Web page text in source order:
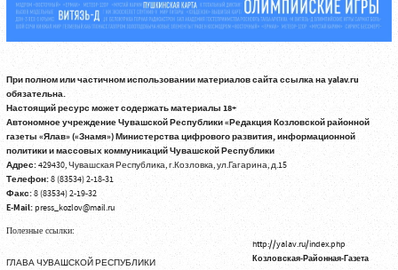
При полном или частичном использовании материалов сайта ссылка на yalav.ru
обязательна.
Настоящий ресурс может содержать материалы 18+
Автономное учреждение Чувашской Республики «Редакция Козловской районной
газеты «Ялав» («Знамя») Министерства цифрового развития, информационной
политики и массовых коммуникаций Чувашской Республики
Адрес:429430, Чувашская Республика, г.Козловка, ул.Гагарина, д.15
Телефон:8 (83534) 2-18-31
Факс:8 (83534) 2-19-32
E-Mail:press_kozlov@mail.ru
Полезные ссылки:
ГЛАВА ЧУВАШСКОЙ РЕСПУБЛИКИ
http://yalav.ru/index.php
Козловская-Районная-Газета